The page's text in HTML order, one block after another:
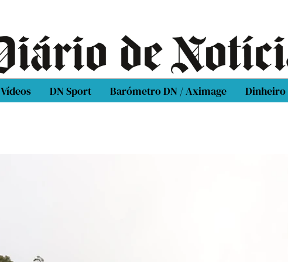
Vídeos DN Sport Barómetro DN / Aximage Dinheiro